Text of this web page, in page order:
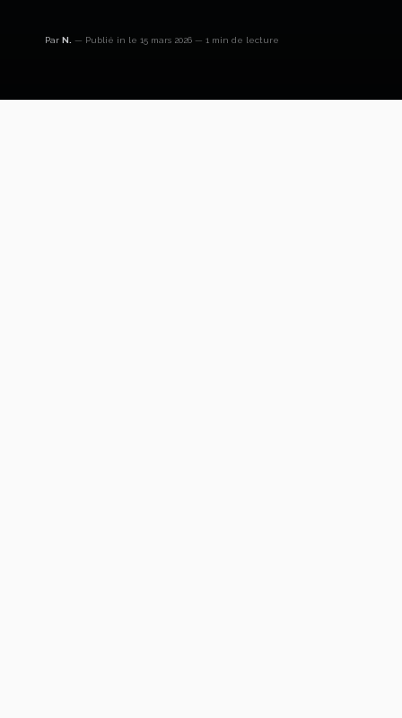
Par N. Publié in le 15 mars 2026 1 min de lecture